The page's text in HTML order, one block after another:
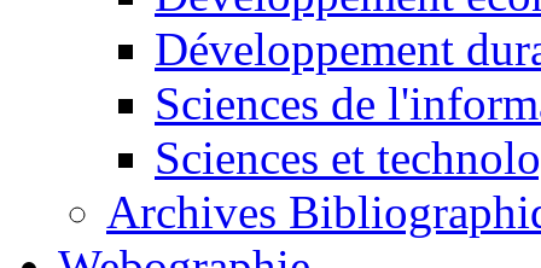
Développement
Sciences de
Sciences et
Archives